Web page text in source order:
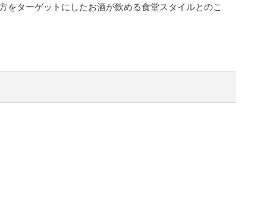
ターゲットにしたお酒が飲める食堂スタイルとのこ